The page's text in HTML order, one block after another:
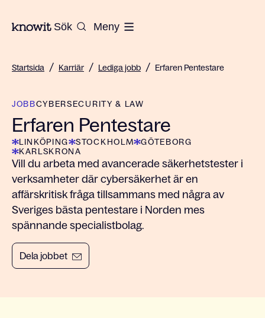
Till startsidan på Knowit
Sök Meny
Startsida / Karriär / Lediga jobb / Erfaren Pentestare
JOBBCYBERSECURITY & LAW
Erfaren Pentestare
LINKÖPING STOCKHOLM
GÖTEBORG
KARLSKRONA
Vill du arbeta med avancerade säkerhetstester i
verksamheter där cybersäkerhet är en
affärskritisk fråga tillsammans med några av
Sveriges bästa pentestare i Norden mes
spännande specialistbolag.
Dela jobbet